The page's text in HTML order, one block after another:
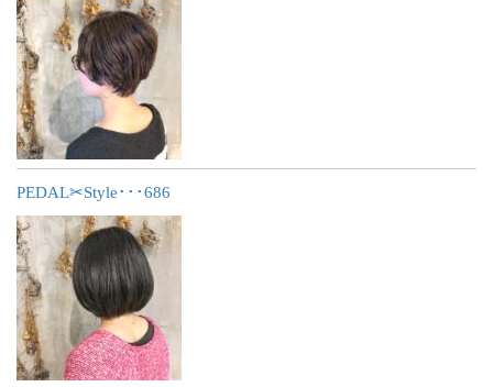
PEDAL✂︎Style･･･686